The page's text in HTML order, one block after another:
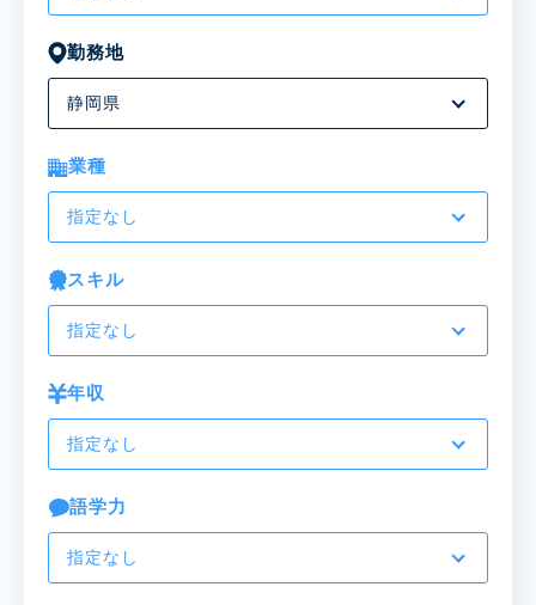
勤務地
静岡県
業種
指定なし
スキル
指定なし
年収
指定なし
語学力
指定なし